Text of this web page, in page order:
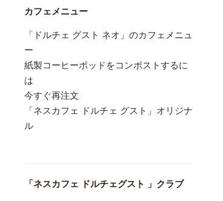
カフェメニュー
「ドルチェ グスト ネオ」のカフェメニュ
ー
紙製コーヒーポッドをコンポストするに
は
今すぐ再注文
「ネスカフェ ドルチェ グスト」オリジナ
ル
「ネスカフェ ドルチェグスト 」クラブ